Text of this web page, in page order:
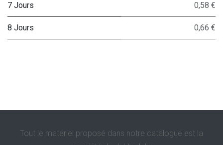
7 Jours 0,58 €
8 Jours 0,66 €
Tout le matériel proposé dans notre catalogue est la